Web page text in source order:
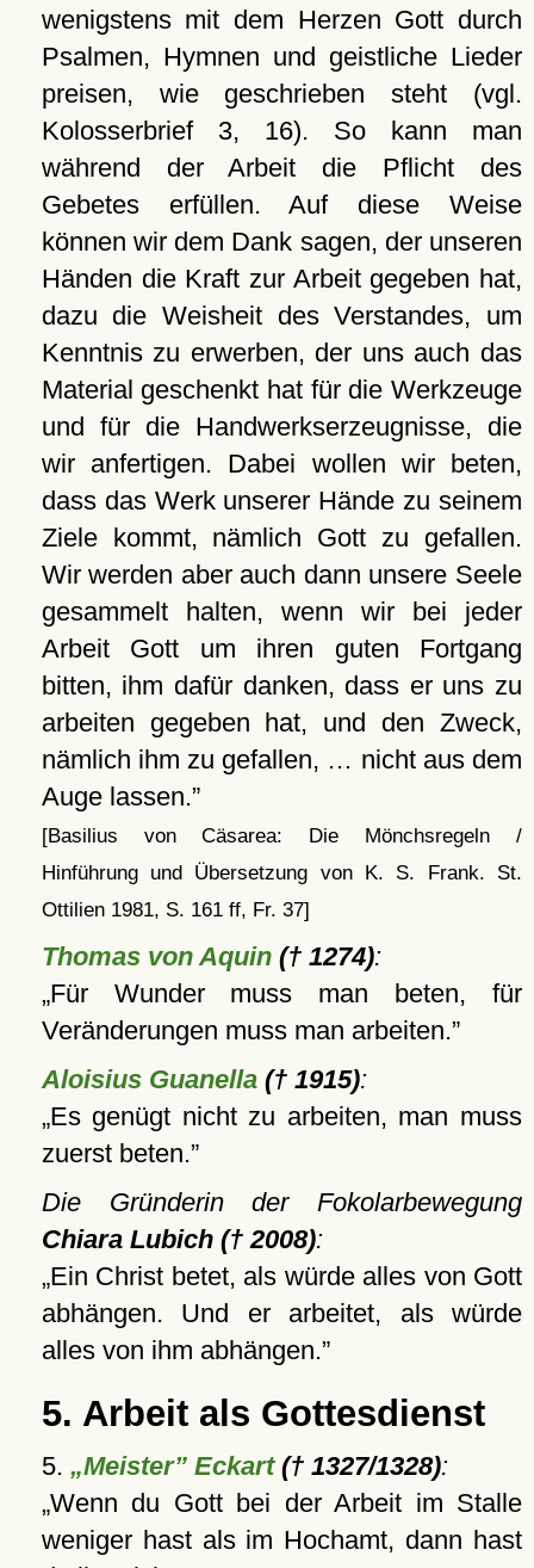
wenigstens mit dem Herzen Gott durch
Psalmen, Hymnen und geistliche Lieder
preisen, wie geschrieben steht (vgl.
Kolosserbrief 3, 16). So kann man
während der Arbeit die Pflicht des
Gebetes erfüllen. Auf diese Weise
können wir dem Dank sagen, der unseren
Händen die Kraft zur Arbeit gegeben hat,
dazu die Weisheit des Verstandes, um
Kenntnis zu erwerben, der uns auch das
Material geschenkt hat für die Werkzeuge
und für die Handwerkserzeugnisse, die
wir anfertigen. Dabei wollen wir beten,
dass das Werk unserer Hände zu seinem
Ziele kommt, nämlich Gott zu gefallen.
Wir werden aber auch dann unsere Seele
gesammelt halten, wenn wir bei jeder
Arbeit Gott um ihren guten Fortgang
bitten, ihm dafür danken, dass er uns zu
arbeiten gegeben hat, und den Zweck,
nämlich ihm zu gefallen, … nicht aus dem
Auge lassen.
[Basilius von Cäsarea: Die Mönchsregeln /
Hinführung und Übersetzung von K. S. Frank. St.
Ottilien 1981, S. 161 ff, Fr. 37]
Thomas von Aquin(† 1274):
Für Wunder muss man beten, für
Veränderungen muss man arbeiten.
Aloisius Guanella(† 1915):
Es genügt nicht zu arbeiten, man muss
zuerst beten.
Die Gründerin der Fokolarbewegung
Chiara Lubich († 2008):
Ein Christ betet, als würde alles von Gott
abhängen. Und er arbeitet, als würde
alles von ihm abhängen.
5. Arbeit als Gottesdienst
5. „Meister” Eckart(† 1327/1328):
Wenn du Gott bei der Arbeit im Stalle
weniger hast als im Hochamt, dann hast